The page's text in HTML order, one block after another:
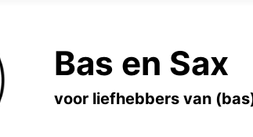
Bas en Sax
voor liefhebbers van